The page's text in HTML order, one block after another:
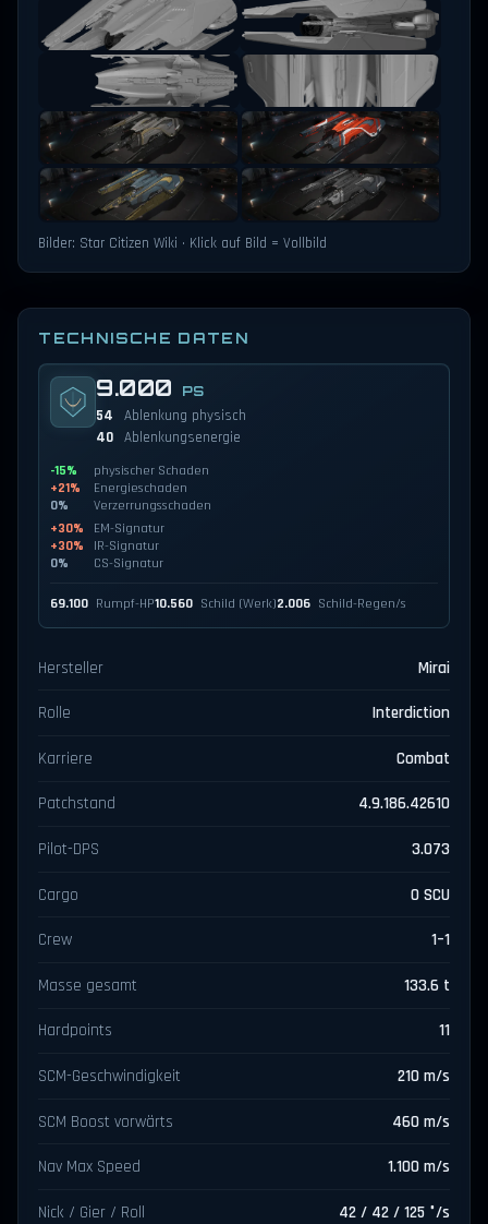
Bilder: Star Citizen Wiki · Klick auf Bild = Vollbild
TECHNISCHE DATEN
9.000 PS
54
Ablenkung physisch
40 Ablenkungsenergie
-15%
physischer Schaden
+21%
Energieschaden
0%
Verzerrungsschaden
+30%
EM-Signatur
+30%
IR-Signatur
0%
CS-Signatur
69.100 Rumpf-HP10.560 Schild (Werk)2.006 Schild-Regen/s
Hersteller Mirai
Rolle Interdiction
Karriere Combat
Patchstand 4.9.186.42610
Pilot-DPS 3.073
Cargo 0 SCU
Crew 1–1
Masse gesamt 133.6 t
Hardpoints 11
SCM-Geschwindigkeit 210 m/s
SCM Boost vorwärts 460 m/s
Nav Max Speed 1.100 m/s
Nick / Gier / Roll 42 / 42 / 125 °/s